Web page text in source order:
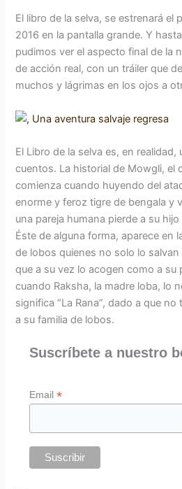
El libro de la selva, se estrenará el
2016 en la pantalla grande. Y
pudimos ver el aspecto final de la
de acción real, con un tráiler que
muchos y lágrimas en los ojos a
El Libro de la selva es, en
cuentos. La historial de Mowgli, el
comienza cuando huyendo del
enorme y feroz tigre de bengala y
una pareja humana pierde a su
Éste de alguna forma, aparece en
de lobos quienes no solo lo
que a su vez lo acogen como a su
cuando Raksha, la madre loba, lo
significa “La Rana”, dado a que
a su familia de lobos.
Suscríbete a nuestro
Email*